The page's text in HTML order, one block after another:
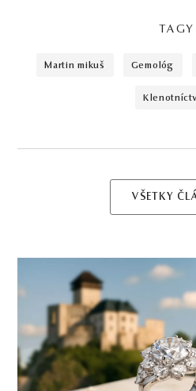
TAGY
martin mikuš gemológ
VŠETKY